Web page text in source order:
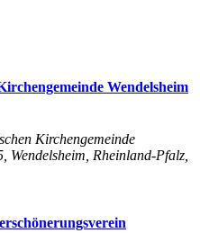
Wendelsheim
Kirchengemeinde
Wendelsheim, Rheinland-Pfalz,